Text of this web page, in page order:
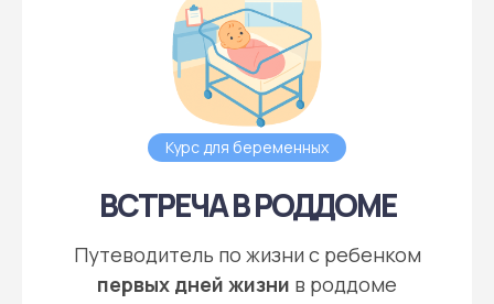
Курс для беременных
ВСТРЕЧА В РОДДОМЕ
Путеводитель по жизни с ребенком
первых дней жизни в роддоме